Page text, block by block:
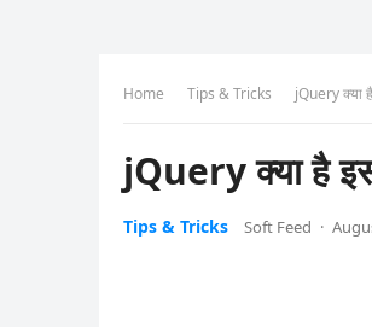
Home Tips & Tricks jQuery क्या
jQuery क्या है
Tips & Tricks Soft Feed ·